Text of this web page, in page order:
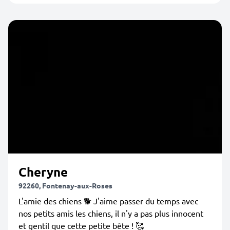
Cheryne
92260, Fontenay-aux-Roses
L'amie des chiens 🐕 J'aime passer du temps avec
nos petits amis les chiens, il n'y a pas plus innocent
et gentil que cette petite bête ! 🥰